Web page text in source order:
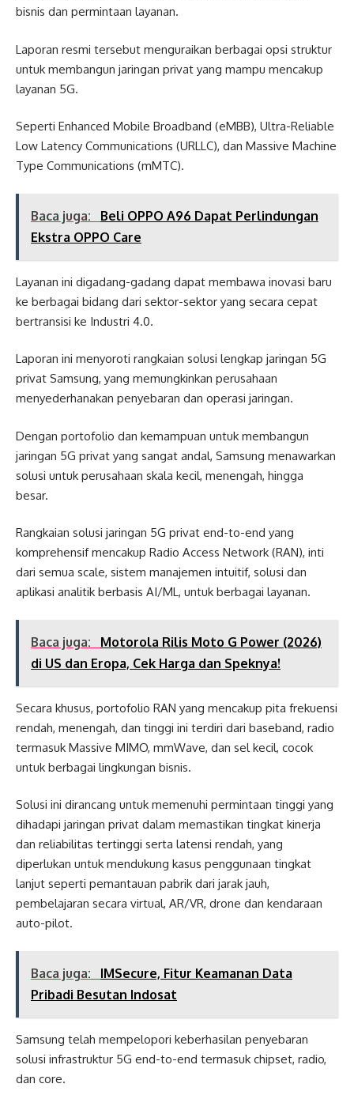
bisnis dan permintaan layanan.
Laporan resmi tersebut menguraikan berbagai opsi struktur
untuk membangun jaringan privat yang mampu mencakup
layanan 5G.
Seperti Enhanced Mobile Broadband (eMBB), Ultra-Reliable
Low Latency Communications (URLLC), dan Massive Machine
Type Communications (mMTC).
Baca juga:
Beli OPPO A96 Dapat Perlindungan
Ekstra OPPO Care
Layanan ini digadang-gadang dapat membawa inovasi baru
ke berbagai bidang dari sektor-sektor yang secara cepat
bertransisi ke Industri 4.0.
Laporan ini menyoroti rangkaian solusi lengkap jaringan 5G
privat Samsung, yang memungkinkan perusahaan
menyederhanakan penyebaran dan operasi jaringan.
Dengan portofolio dan kemampuan untuk membangun
jaringan 5G privat yang sangat andal, Samsung menawarkan
solusi untuk perusahaan skala kecil, menengah, hingga
besar.
Rangkaian solusi jaringan 5G privat end-to-end yang
komprehensif mencakup Radio Access Network (RAN), inti
dari semua scale, sistem manajemen intuitif, solusi dan
aplikasi analitik berbasis AI/ML, untuk berbagai layanan.
Baca juga:
Motorola Rilis Moto G Power (2026)
di US dan Eropa, Cek Harga dan Speknya!
Secara khusus, portofolio RAN yang mencakup pita frekuensi
rendah, menengah, dan tinggi ini terdiri dari baseband, radio
termasuk Massive MIMO, mmWave, dan sel kecil, cocok
untuk berbagai lingkungan bisnis.
Solusi ini dirancang untuk memenuhi permintaan tinggi yang
dihadapi jaringan privat dalam memastikan tingkat kinerja
dan reliabilitas tertinggi serta latensi rendah, yang
diperlukan untuk mendukung kasus penggunaan tingkat
lanjut seperti pemantauan pabrik dari jarak jauh,
pembelajaran secara virtual, AR/VR, drone dan kendaraan
auto-pilot.
Baca juga:
IMSecure, Fitur Keamanan Data
Pribadi Besutan Indosat
Samsung telah mempelopori keberhasilan penyebaran
solusi infrastruktur 5G end-to-end termasuk chipset, radio,
dan core.